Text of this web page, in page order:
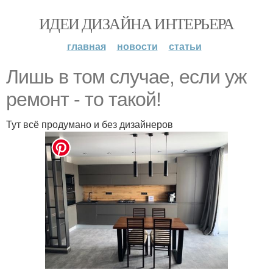
ИДЕИ ДИЗАЙНА ИНТЕРЬЕРА
главная новости статьи
Лишь в том случае, если уж
ремонт - то такой!
Тут всё продумано и без дизайнеров